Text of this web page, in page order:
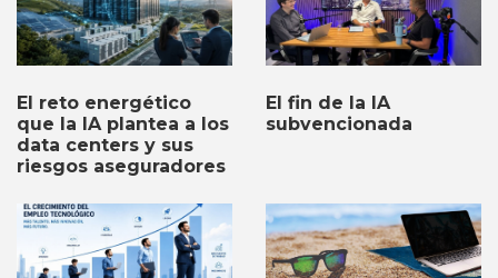
El reto energético
que la IA plantea a los
data centers y sus
riesgos aseguradores
El fin de la IA
subvencionada